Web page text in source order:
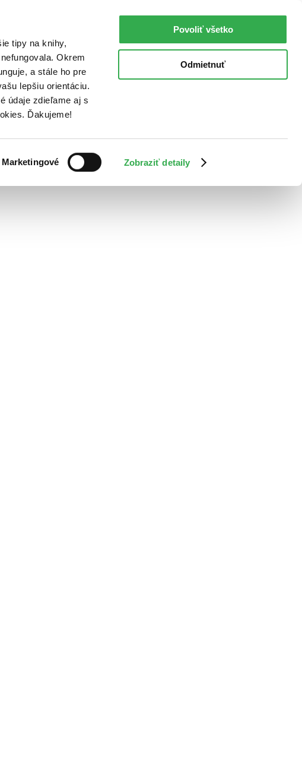
tipy na knihy,
Okrem
a stále ho pre
lepšiu orientáciu.
údaje zdieľame aj s
Ďakujeme!
Marketingové Zobraziť detaily
Povoliť všetko
Odmietnuť